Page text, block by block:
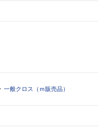
一般クロス（ｍ販売品）